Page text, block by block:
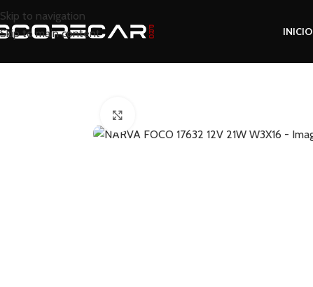
Skip to navigation
Skip to main content
INICIO